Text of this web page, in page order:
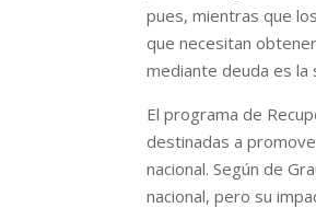
pues, mientras que
que necesitan
mediante deuda es
El programa de
destinadas a
nacional. Según de
nacional, pero su